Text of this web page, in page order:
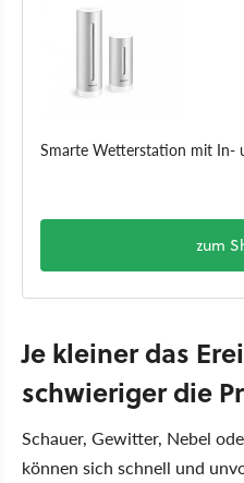
Smarte Wetterstation mit In-
zum
Je kleiner das
schwieriger die
Schauer, Gewitter, Nebel
können sich schnell und